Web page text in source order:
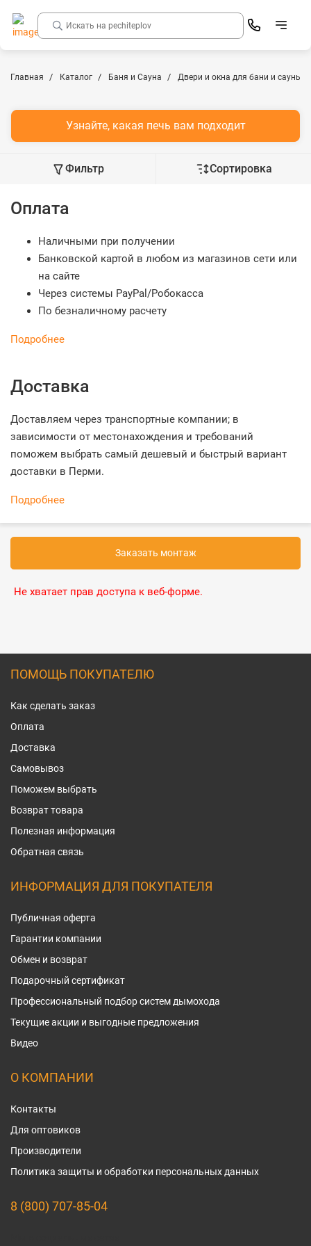
Главная Каталог Баня и Сауна Двери и окна для бани и сауны
Узнайте, какая печь вам подходит
Фильтр Сортировка
Оплата
Наличными при получении
Банковской картой в любом из магазинов сети или
на сайте
Через системы PayPal/Робокасса
По безналичному расчету
Подробнее
Доставка
Доставляем через транспортные компании; в
зависимости от местонахождения и требований
поможем выбрать самый дешевый и быстрый вариант
доставки в Перми.
Подробнее
Заказать монтаж
Не хватает прав доступа к веб-форме.
ПОМОЩЬ ПОКУПАТЕЛЮ
Как сделать заказ
Оплата
Доставка
Самовывоз
Поможем выбрать
Возврат товара
Полезная информация
Обратная связь
ИНФОРМАЦИЯ ДЛЯ ПОКУПАТЕЛЯ
Публичная оферта
Гарантии компании
Обмен и возврат
Подарочный сертификат
Профессиональный подбор систем дымохода
Текущие акции и выгодные предложения
Видео
О КОМПАНИИ
Контакты
Для оптовиков
Производители
Политика защиты и обработки персональных данных
8 (800) 707-85-04